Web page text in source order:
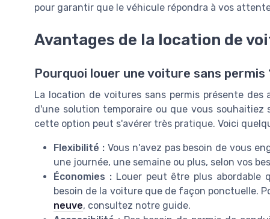
pour garantir que le véhicule répondra à vos
Avantages de la location de
Pourquoi louer une voiture sans permis
La location de voitures sans permis présente
d'une solution temporaire ou que vous souhaitiez
cette option peut s'avérer très pratique. Voici
Flexibilité :Vous n'avez pas besoin de vous
une journée, une semaine ou plus, selon vos
Économies :Louer peut être plus abordable
besoin de la voiture que de façon ponctuelle.
neuve, consultez notre guide.